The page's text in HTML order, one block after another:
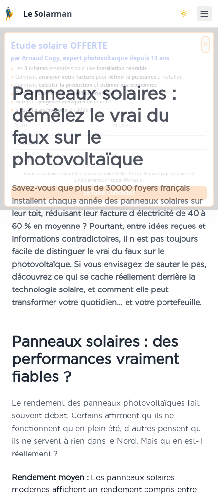
Aller au contenu principal
Le Solarman Basculer
×
Étude solaire OFFERTE
par Arnaud Cugy, expert photovoltaïque depuis 13 ans
» Les 3 critères essentiels pour une installation rentable
» Comment analyser votre facture pour définir la puissance à installer
»Comment calculer la production et estimer vos économies
» Conseils pour choisir lemeilleur matériel
»Éviter les pièges et arnaquesdu marché
» S'installerau bon prix en 2025 !
Vos informations restent strictement confidentielles. Aucun démarchage commercial,
uniquement un rappel d'Arnaud.
Se faire Contacter
Panneaux solaires :
démêlez le vrai du
faux sur le
photovoltaïque
Savez-vous que plus de 30000 foyers français
installent chaque année des panneaux solaires sur
leur toit, réduisant leur facture d électricité de 40 à
60 % en moyenne ? Pourtant, entre idées reçues et
informations contradictoires, il n est pas toujours
facile de distinguer le vrai du faux sur le
photovoltaïque. Si vous envisagez de sauter le pas,
découvrez ce qui se cache réellement derrière la
technologie solaire, et comment elle peut
transformer votre quotidien… et votre portefeuille.
Panneaux solaires : des
performances vraiment
fiables ?
Le rendement des panneaux photovoltaïques fait
souvent débat. Certains affirment qu ils ne
fonctionnent qu en plein été, d autres pensent qu
ils ne servent à rien dans le Nord. Mais qu en est-il
réellement ?
Rendement moyen : Les panneaux solaires
modernes affichent un rendement compris entre